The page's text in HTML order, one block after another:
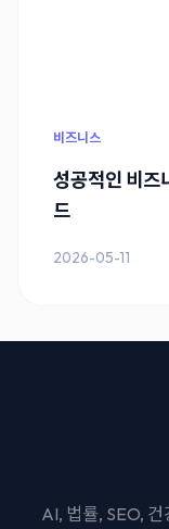
비즈니스
성공적인 비즈
드
2026-05-11
AI, 법률, SEO,